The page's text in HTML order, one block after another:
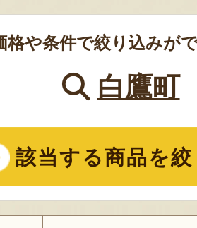
格や条件で絞り込みが
白鷹町
該当する商品を